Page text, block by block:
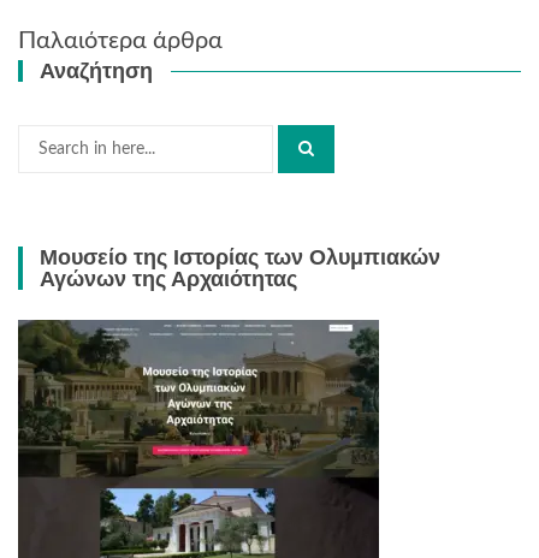
Πλοήγηση
άρθρων
Παλαιότερα άρθρα
Αναζήτηση
Search
Μουσείο της Ιστορίας των Ολυμπιακών
Αγώνων της Αρχαιότητας